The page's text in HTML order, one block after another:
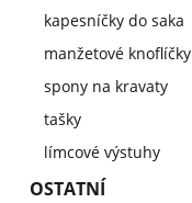
kapesníčky do saka
manžetové knoflíčky
spony na kravaty
tašky
límcové výstuhy
OSTATNÍ